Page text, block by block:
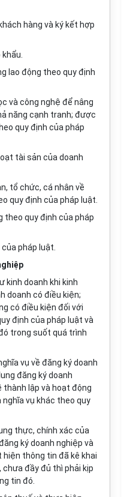
hàng và ký kết hợp
lao động theo quy định
và công nghệ để nâng
năng cạnh tranh; được
quy định của pháp
tài sản của doanh
tổ chức, cá nhân về
quy định của pháp luật.
theo quy định của pháp
của pháp luật.
kinh doanh khi kinh
doanh có điều kiện;
có điều kiện đối với
định của pháp luật và
trong suốt quá trình
vụ về đăng ký doanh
đăng ký doanh
thành lập và hoạt động
nghĩa vụ khác theo quy
thực, chính xác của
ký doanh nghiệp và
thông tin đã kê khai
chưa đầy đủ thì phải kịp
tin đó.